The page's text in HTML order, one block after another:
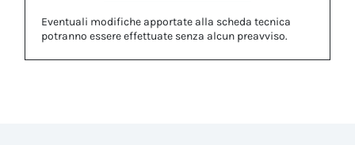
Eventuali modifiche apportate alla scheda tecnica
potranno essere effettuate senza alcun preavviso.